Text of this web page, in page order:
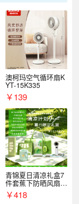
澳柯玛空气循环扇K
YT-15K335
￥139
青锦夏日清凉礼盒7
件套蕉下防晒风扇员
工福利端午伴手礼企
业定制
￥418